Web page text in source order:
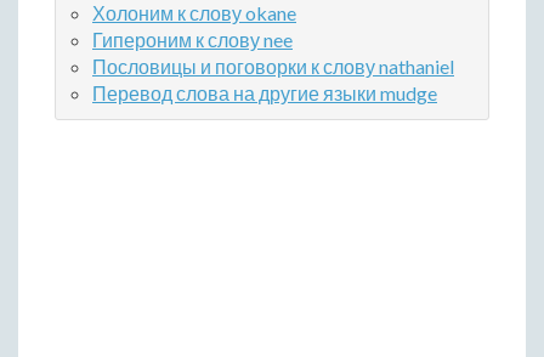
Холоним к слову okane
Гипероним к слову nee
Пословицы и поговорки к слову nathaniel
Перевод слова на другие языки mudge